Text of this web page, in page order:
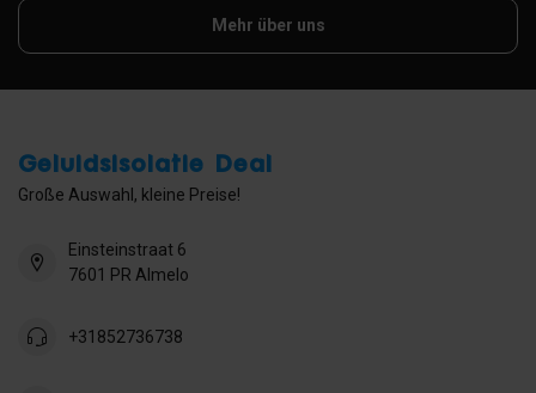
Mehr über uns
Geluidsisolatie Deal
Große Auswahl, kleine Preise!
Einsteinstraat 6
7601 PR Almelo
+31852736738